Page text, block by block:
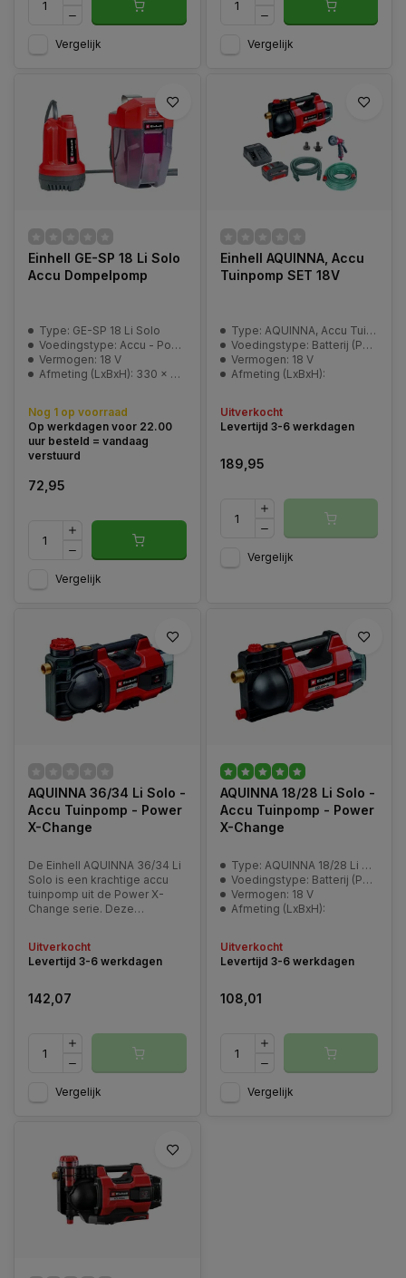
Vergelijk Vergelijk
Einhell GE-SP 18 Li Solo
Accu Dompelpomp
Type: GE-SP 18 Li Solo
Voedingstype: Accu - Power-X-Change
Vermogen: 18 V
Afmeting (LxBxH): 330 x 258 x 265 mm
Nog 1 op voorraad
Op werkdagen voor 22.00
uur besteld = vandaag
verstuurd
72,95
Vergelijk
Einhell AQUINNA, Accu
Tuinpomp SET 18V
Type: AQUINNA, Accu Tuinpomp SET 18V
Voedingstype: Batterij (PXC)
Vermogen: 18 V
Afmeting (LxBxH):
Uitverkocht
Levertijd 3-6 werkdagen
189,95
Vergelijk
AQUINNA 36/34 Li Solo -
Accu Tuinpomp - Power
X-Change
De Einhell AQUINNA 36/34 Li
Solo is een krachtige accu
tuinpomp uit de Power X-
Change serie. Deze
waterstroom te bieden,
Uitverkocht
Levertijd 3-6 werkdagen
142,07
Vergelijk
AQUINNA 18/28 Li Solo -
Accu Tuinpomp - Power
X-Change
Type: AQUINNA 18/28 Li Solo
Voedingstype: Batterij (PXC- niet inbegrepen)
Vermogen: 18 V
Afmeting (LxBxH):
Uitverkocht
Levertijd 3-6 werkdagen
108,01
Vergelijk